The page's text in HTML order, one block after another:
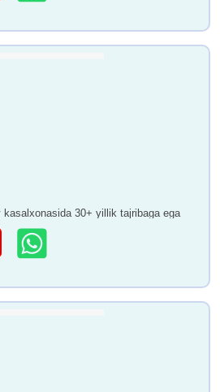
kasalxonasida 30+ yillik tajribaga ega